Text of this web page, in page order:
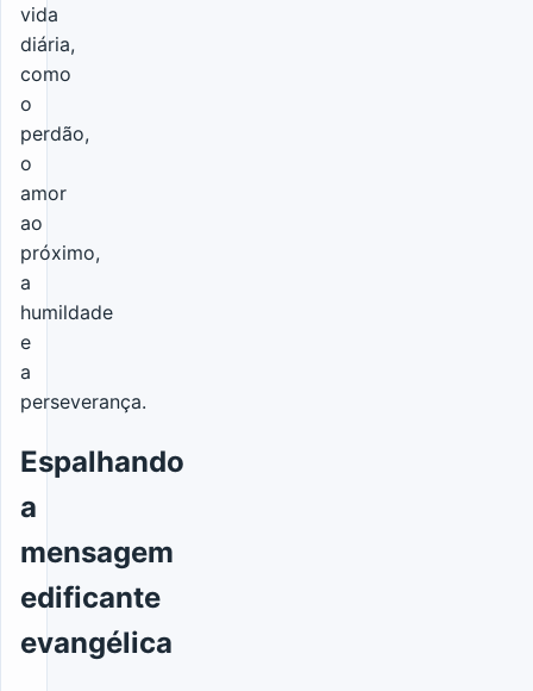
vida
diária,
como
o
perdão,
o
amor
ao
próximo,
a
humildade
e
a
perseverança.
Espalhando
a
mensagem
edificante
evangélica